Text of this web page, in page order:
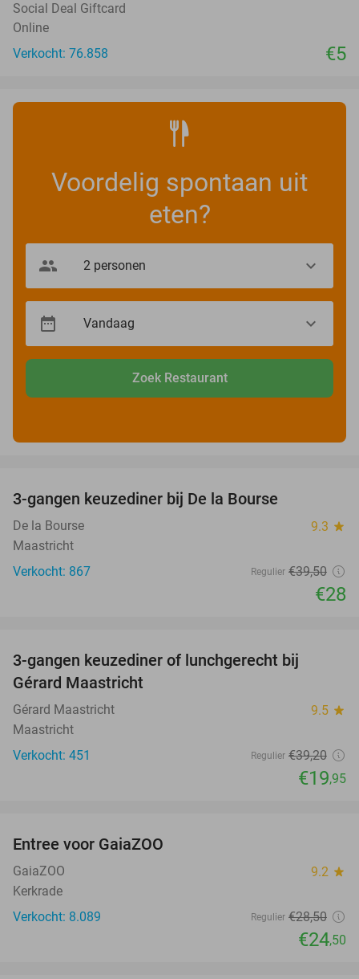
Social Deal Giftcard
Online
Verkocht: 76.858
€5
Voordelig spontaan uit
eten?
Zoek Restaurant
3-gangen keuzediner bij De la Bourse
De la Bourse 9.3 star
Maastricht
Verkocht: 867
Regulier €39,50
€28
3-gangen keuzediner of lunchgerecht bij
Gérard Maastricht
Gérard Maastricht 9.5 star
Maastricht
Verkocht: 451
Regulier €39,20
€19,95
Entree voor GaiaZOO
GaiaZOO 9.2 star
Kerkrade
Verkocht: 8.089
Regulier €28,50
€24,50